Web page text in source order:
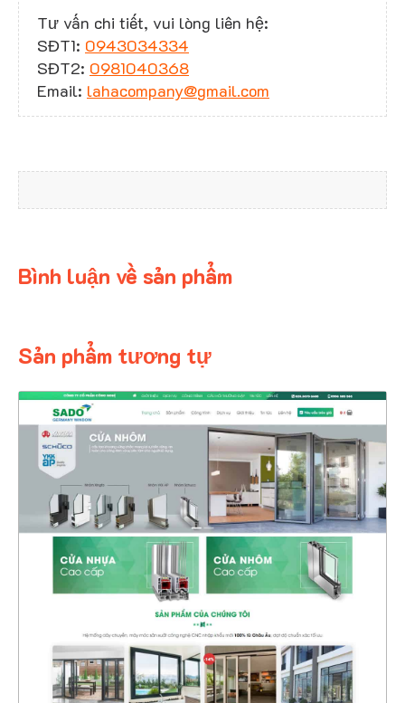
Tư vấn chi tiết, vui lòng liên hệ:
SĐT1: 0943034334
SĐT2: 0981040368
Email: lahacompany@gmail.com
Bình luận về sản phẩm
Sản phẩm tương tự
4356
CHI TIẾT